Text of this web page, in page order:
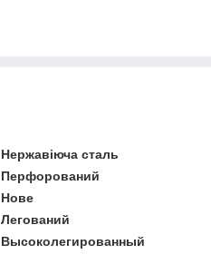
Нержавіюча сталь
Перфорований
Нове
Легований
Высоколегированный